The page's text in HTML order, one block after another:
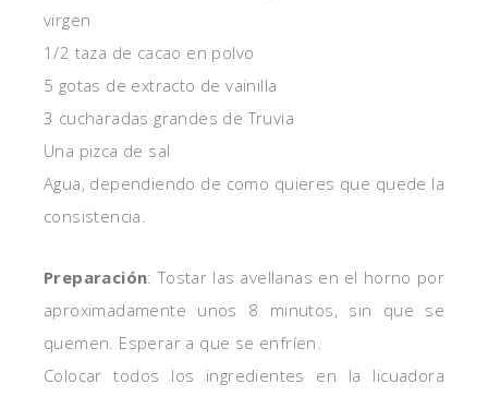
virgen
1/2 taza de cacao en polvo
5 gotas de extracto de vainilla
3 cucharadas grandes de Truvia
Una pizca de sal
Agua, dependiendo de como quieres que quede la
consistencia.
Preparación: Tostar las avellanas en el horno por
aproximadamente unos 8 minutos, sin que se
quemen. Esperar a que se enfríen.
Colocar todos los ingredientes en la licuadora